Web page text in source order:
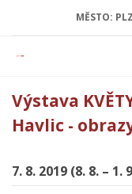
MĚSTO:
Výstava
Havlic -
7. 8. 2019 (8. 8. – 1.